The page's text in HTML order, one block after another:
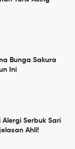
Bunga Sakura
Ini
Serbuk Sari
Ahli!